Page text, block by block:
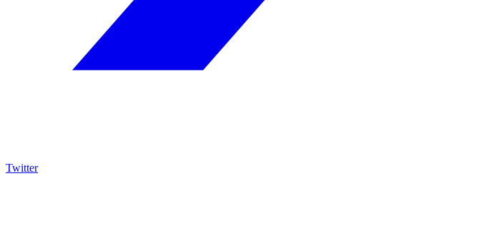
Twitter